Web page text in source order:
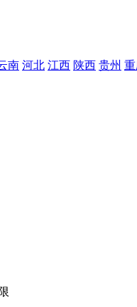
南 河北 江西 陕西 贵州